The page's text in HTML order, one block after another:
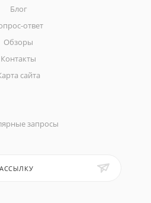
Блог
ответ
Обзоры
Контакты
сайта
запросы